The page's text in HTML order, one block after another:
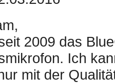
2009 das
Ich
mit der